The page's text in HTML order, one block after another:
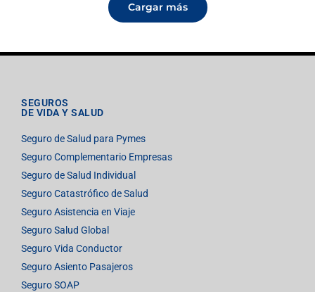
Cargar más
SEGUROS
DE VIDA Y SALUD
Seguro de Salud para Pymes
Seguro Complementario Empresas
Seguro de Salud Individual
Seguro Catastrófico de Salud
Seguro Asistencia en Viaje
Seguro Salud Global
Seguro Vida Conductor
Seguro Asiento Pasajeros
Seguro SOAP